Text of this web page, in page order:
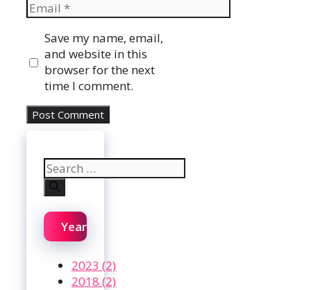
Email
Website
Save my name, email,
and website in this
browser for the next
time I comment.
Search
for:
Year
2023 (2)
2018 (2)